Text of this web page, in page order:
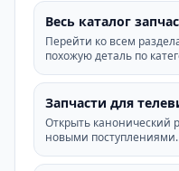
Весь каталог
Перейти ко всем
похожую деталь по
Запчасти для
Открыть канонический
новыми поступлениями.